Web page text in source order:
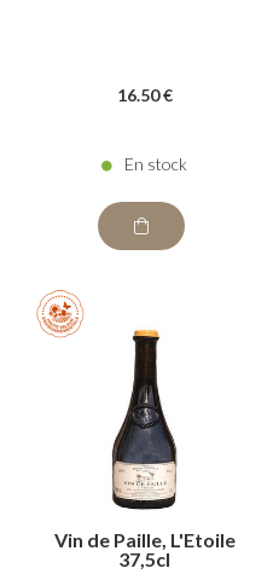
16.50 €
En stock
Vin de Paille, L'Etoile
37,5cl